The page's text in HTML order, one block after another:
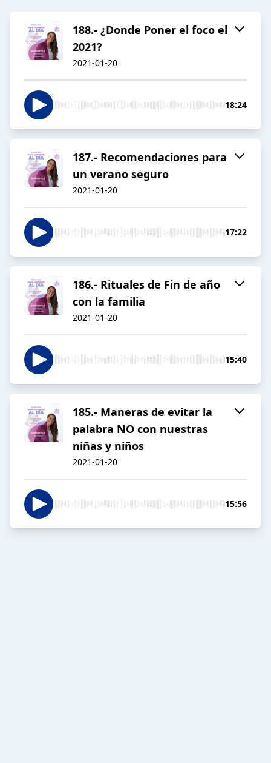
188.- ¿Donde Poner el foco el
2021?
2021-01-20
18:24
187.- Recomendaciones para
un verano seguro
2021-01-20
17:22
186.- Rituales de Fin de año
con la familia
2021-01-20
15:40
185.- Maneras de evitar la
palabra NO con nuestras
niñas y niños
2021-01-20
15:56